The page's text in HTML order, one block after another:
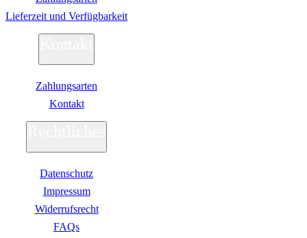
Lieferzeit und Verfügbarkeit
Zahlungsarten
Kontakt
Datenschutz
Impressum
Widerrufsrecht
FAQs